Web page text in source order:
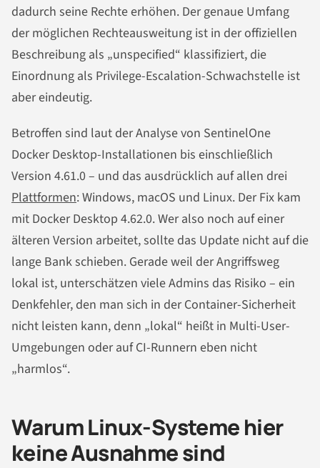
dadurch seine Rechte erhöhen. Der genaue Umfang
der möglichen Rechteausweitung ist in der offiziellen
Beschreibung als „unspecified“ klassifiziert, die
Einordnung als Privilege-Escalation-Schwachstelle ist
aber eindeutig.
Betroffen sind laut der Analyse von SentinelOne
Docker Desktop-Installationen bis einschließlich
Version 4.61.0 – und das ausdrücklich auf allen drei
Plattformen: Windows, macOS und Linux. Der Fix kam
mit Docker Desktop 4.62.0. Wer also noch auf einer
älteren Version arbeitet, sollte das Update nicht auf die
lange Bank schieben. Gerade weil der Angriffsweg
lokal ist, unterschätzen viele Admins das Risiko – ein
Denkfehler, den man sich in der Container-Sicherheit
nicht leisten kann, denn „lokal“ heißt in Multi-User-
Umgebungen oder auf CI-Runnern eben nicht
„harmlos“.
Warum Linux-Systeme hier
keine Ausnahme sind